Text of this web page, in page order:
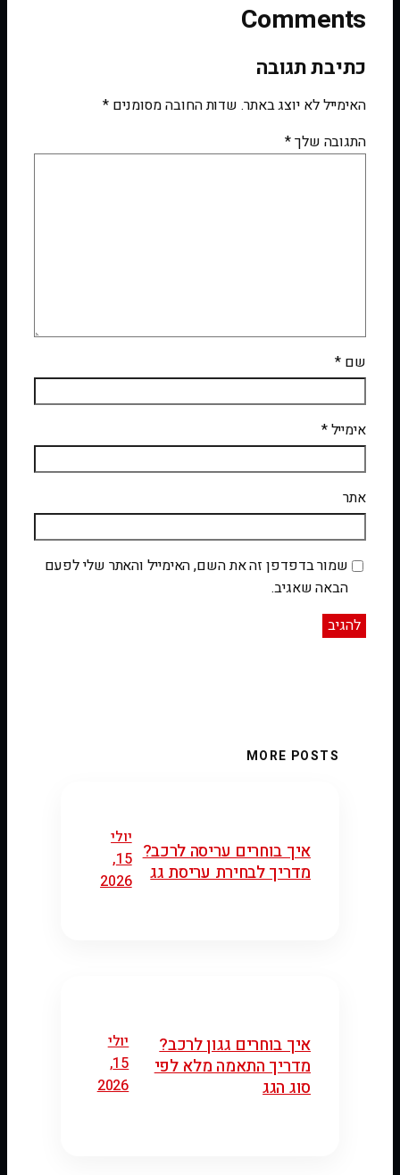
Comments
כתיבת תגובה
האימייל לא יוצג באתר. שדות החובה מסומנים *
התגובה שלך*
שם *
אימייל*
אתר
שמור בדפדפן זה את השם, האימייל והאתר שלי לפעם
הבאה שאגיב.
MORE POSTS
איך בוחרים עריסה לרכב?
מדריך לבחירת עריסת גג
יולי
15,
2026
איך בוחרים גגון לרכב?
מדריך התאמה מלא לפי
סוג הגג
יולי
15,
2026